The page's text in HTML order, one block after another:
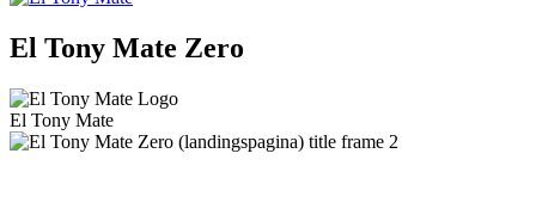
El Tony Mate Zero
El Tony Mate